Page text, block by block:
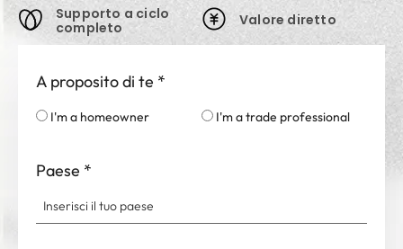
Supporto a ciclo
completo
Valore diretto
A proposito di te *
I'm a homeowner I'm a trade professional
Paese *